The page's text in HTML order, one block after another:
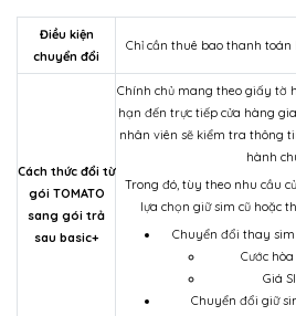
Điều kiện
chuyển đổi
Chỉ cần thuê bao thanh toán
Cách thức đổi từ
gói TOMATO
sang gói trả
sau basic+
Chính chủ mang theo giấy tờ
hạn đến trực tiếp cửa hàng
nhân viên sẽ kiểm tra thông
hành
Trong đó, tùy theo nhu cầu
lựa chọn giữ sim cũ hoặc
Chuyển đổi thay
Cước
Giá
Chuyển đổi giữ